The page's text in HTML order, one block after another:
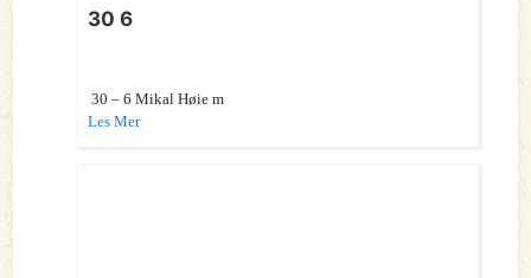
30 6
30 – 6 Mikal Høie m
Les Mer